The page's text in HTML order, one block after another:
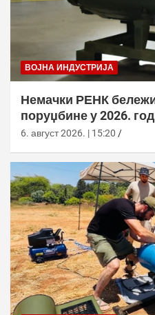
ВОЈНА ИНДУСТРИЈА
Немачки РЕНК
поруџбине у 2026.
6. август 2026. | 15:20